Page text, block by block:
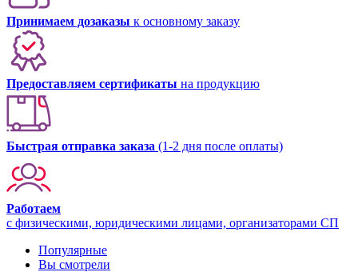
Принимаем дозаказы к основному заказу
Предоставляем сертификаты на продукцию
Быстрая отправка заказа (1-2 дня после оплаты)
Работаем
с физическими, юридическими лицами, организаторами СП
Популярные
Вы смотрели